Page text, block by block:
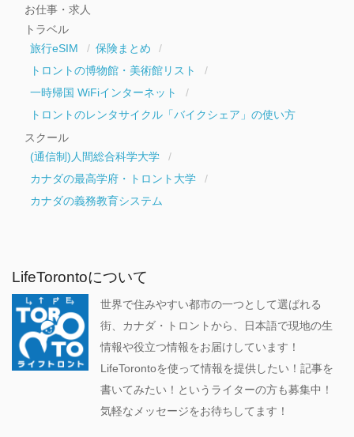
お仕事・求人
トラベル
旅行eSIM
保険まとめ
トロントの博物館・美術館リスト
一時帰国 WiFiインターネット
トロントのレンタサイクル「バイクシェア」の使い方
スクール
(通信制)人間総合科学大学
カナダの最高学府・トロント大学
カナダの義務教育システム
LifeTorontoについて
世界で住みやすい都市の一つとして選ばれる
街、カナダ・トロントから、日本語で現地の生
情報や役立つ情報をお届けしています！
LifeTorontoを使って情報を提供したい！記事を
書いてみたい！というライターの方も募集中！
気軽なメッセージをお待ちしてます！